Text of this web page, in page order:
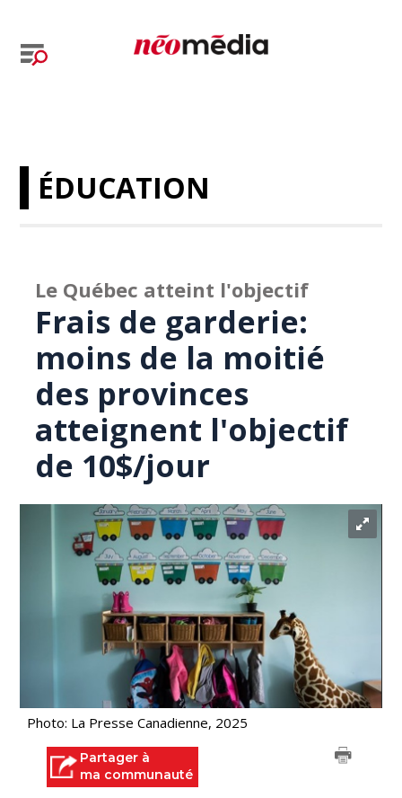
ÉDUCATION
Le Québec atteint l'objectif
Frais de garderie:
moins de la moitié
des provinces
atteignent l'objectif
de 10$/jour
Photo: La Presse Canadienne, 2025
Partager à
ma communauté